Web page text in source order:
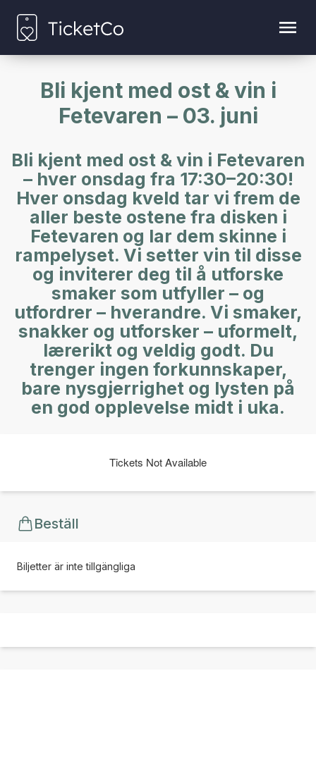
Bli kjent med ost & vin i
Fetevaren – 03. juni
Bli kjent med ost & vin i Fetevaren
– hver onsdag fra 17:30–20:30!
Hver onsdag kveld tar vi frem de
aller beste ostene fra disken i
Fetevaren og lar dem skinne i
rampelyset. Vi setter vin til disse
og inviterer deg til å utforske
smaker som utfyller – og
utfordrer – hverandre. Vi smaker,
snakker og utforsker – uformelt,
lærerikt og veldig godt. Du
trenger ingen forkunnskaper,
bare nysgjerrighet og lysten på
en god opplevelse midt i uka.
Tickets Not Available
Beställ
Biljetter är inte tillgängliga